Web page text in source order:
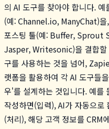
의 AI 도구를 찾아야 합니다.
(예: Channel.io, ManyChat)을
포스팅 툴(예: Buffer, Sprout
Jasper, Writesonic)을 결합할
구를 사용하는 것을 넘어,
랫폼을 활용하여 각 AI 도구들
우'를 설계하는 것입니다. 예를
작성하면(입력), AI가 자동으로
(처리), 해당 고객 정보를 CRM